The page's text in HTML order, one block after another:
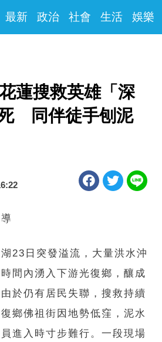
最新 政治 社會 生活 娛樂
蓮搜救英雄「深
同伴徒手刨泥
23日突發溢流，大量洪水沖
間內湧入下游光復鄉，釀成
於仍有居民失聯，搜救持續
鄉佛祖街因地勢低窪，泥水
進入時寸步難行。一段現場